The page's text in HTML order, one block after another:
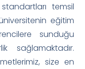
temsil
eğitim
sunduğu
sağlamaktadır.
size en